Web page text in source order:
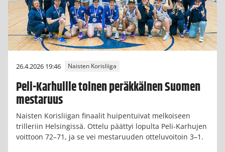
26.4.2026 19:46 Naisten Korisliiga
Peli-Karhuille toinen peräkkäinen Suomen
mestaruus
Naisten Korisliigan finaalit huipentuivat melkoiseen
trilleriin Helsingissä. Ottelu päättyi lopulta Peli-Karhujen
voittoon 72–71, ja se vei mestaruuden otteluvoitoin 3–1.